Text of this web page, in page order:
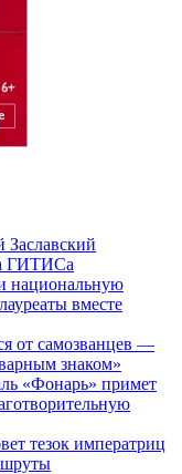
ГИТИСа
национальную
вместе
от самозванцев —
знаком»
«Фонарь» примет
тезок императриц